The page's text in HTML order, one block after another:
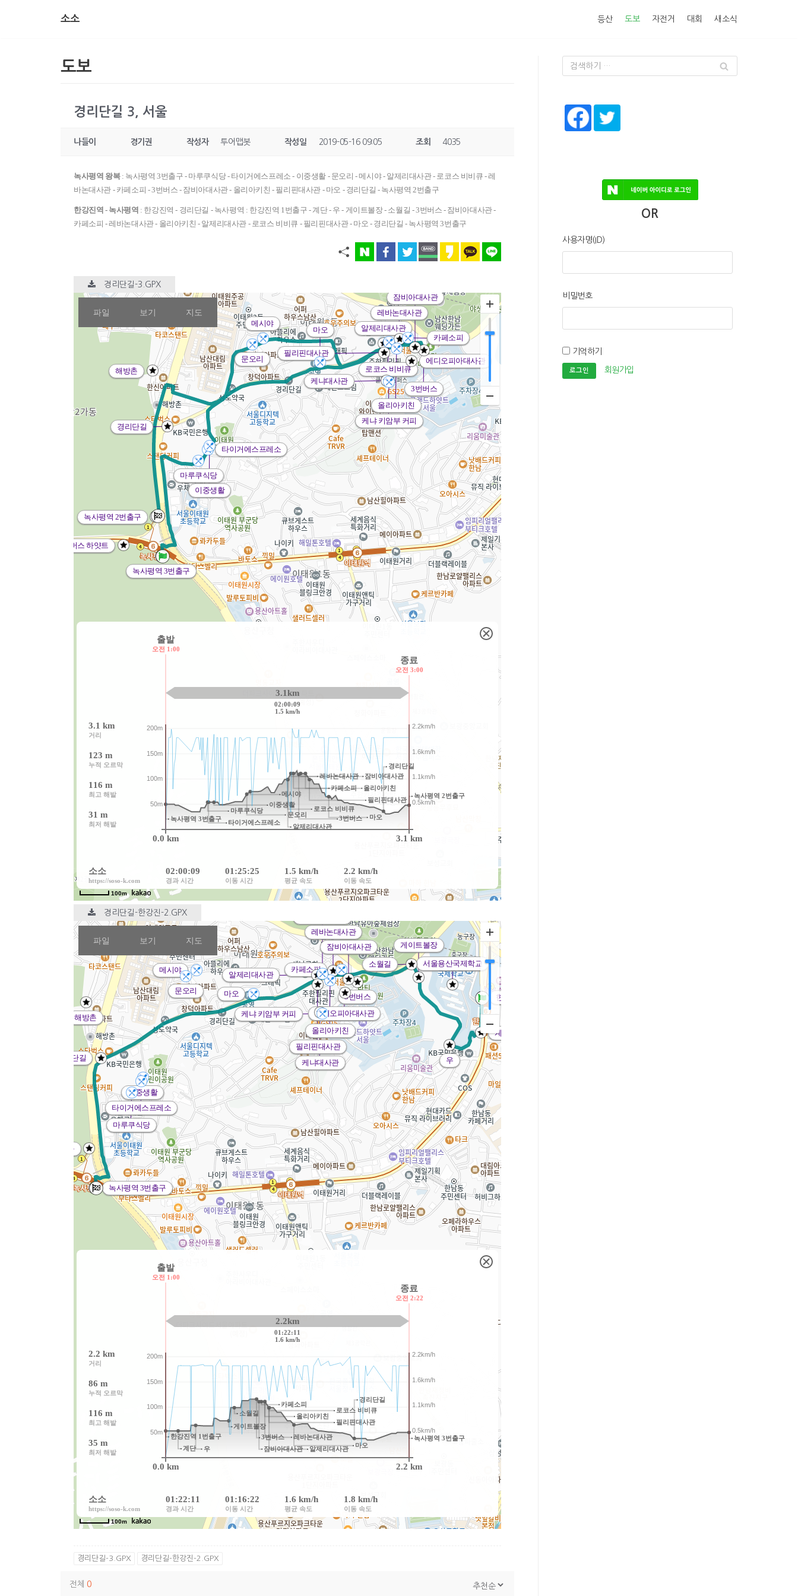
소소 등산 도보 자전거 대회 새소식
도보
경리단길 3, 서울
나들이 경기권 작성자 투어맵봇 작성일 2019-05-16 09:05 조회 4035
녹사평역 왕복: 녹사평역 3번출구 - 마루쿠식당 - 타이거에스프레소 - 이중생활 - 문오리 - 메시야 - 알제리대사관 - 로코스 비비큐 - 레
바논대사관 - 카페소피 - 3번버스 - 잠비아대사관 - 올리아키친 - 필리핀대사관 - 마오 - 경리단길 - 녹사평역 2번출구
한강진역 - 녹사평역 : 한강진역 - 경리단길 - 녹사평역 : 한강진역 1번출구 - 계단 - 우 - 게이트볼장 - 소월길 - 3번버스 - 잠비아대사관 -
카페소피 - 레바논대사관 - 올리아키친 - 알제리대사관 - 로코스 비비큐 - 필리핀대사관 - 마오 - 경리단길 - 녹사평역 3번출구
경리단길-3.GPX
경리단길-한강진-2.GPX
경리단길-3.GPX 경리단길-한강진-2.GPX
전체 0
OR
사용자명(ID)
비밀번호
기억하기
회원가입